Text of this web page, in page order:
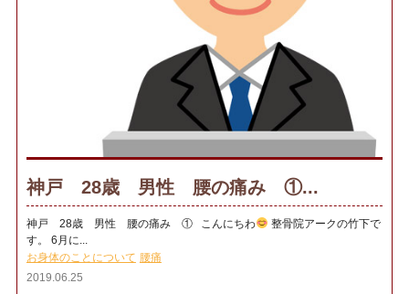
神戸 28歳 男性 腰の痛み ①...
神戸 28歳 男性 腰の痛み ① こんにちわ
整骨院アークの竹下で
す。 6月に...
お身体のことについて 腰痛
2019.06.25